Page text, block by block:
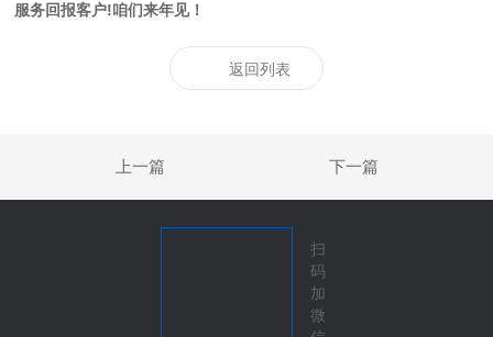
服务回报客户!咱们来年见！
返回列表
上一篇 下一篇
扫
码
加
微